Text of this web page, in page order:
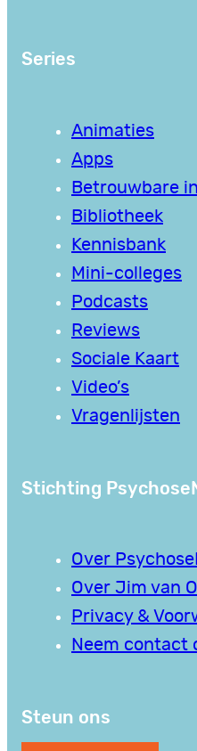
Series
Animaties
Apps
Betrouwbare
Bibliotheek
Kennisbank
Mini-colleges
Podcasts
Reviews
Sociale Kaart
Video’s
Vragenlijsten
Stichting
Over
Over Jim van
Privacy &
Neem contact
Steun ons